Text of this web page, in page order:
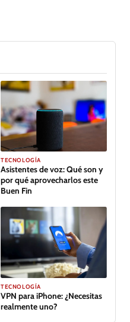
TECNOLOGÍA
Asistentes de voz: Qué son y
por qué aprovecharlos este
Buen Fin
TECNOLOGÍA
VPN para iPhone: ¿Necesitas
realmente uno?